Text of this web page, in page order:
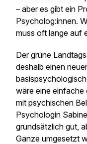
– aber es gibt ein
Psycholog:innen.
muss oft lange auf
Der grüne
deshalb einen
wäre eine
mit psychischen
Psychologin
grundsätzlich gut,
Ganze umgesetzt